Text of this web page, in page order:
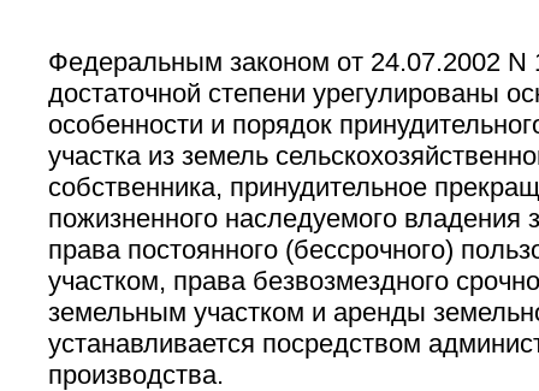
Федеральным законом от 24.07.2002 N
достаточной степени урегулированы
особенности и порядок
участка из земель
собственника, принудительное
пожизненного наследуемого владения
права постоянного (бессрочного)
участком, права безвозмездного
земельным участком и аренды
устанавливается посредством
производства.